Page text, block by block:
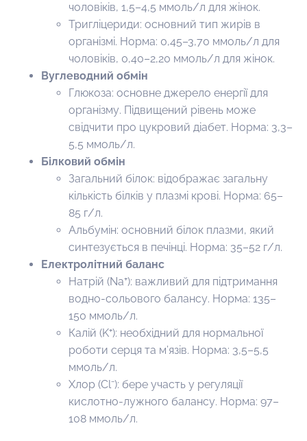
чоловіків, 1,5–4,5 ммоль/л для жінок.
Тригліцериди: основний тип жирів в
організмі. Норма: 0,45–3,70 ммоль/л для
чоловіків, 0,40–2,20 ммоль/л для жінок.
Вуглеводний обмін
Глюкоза: основне джерело енергії для
організму. Підвищений рівень може
свідчити про цукровий діабет. Норма: 3,3–
5,5 ммоль/л.
Білковий обмін
Загальний білок: відображає загальну
кількість білків у плазмі крові. Норма: 65–
85 г/л.
Альбумін: основний білок плазми, який
синтезується в печінці. Норма: 35–52 г/л.
Електролітний баланс
Натрій (Na⁺): важливий для підтримання
водно-сольового балансу. Норма: 135–
150 ммоль/л.
Калій (K⁺): необхідний для нормальної
роботи серця та м’язів. Норма: 3,5–5,5
ммоль/л.
Хлор (Cl⁻): бере участь у регуляції
кислотно-лужного балансу. Норма: 97–
108 ммоль/л.